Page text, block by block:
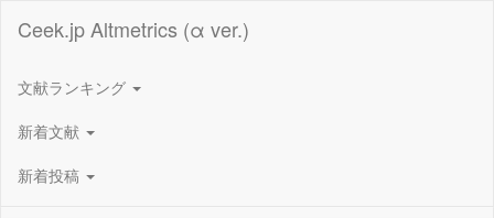
Ceek.jp Altmetrics (α ver.)
文献ランキング
新着文献
新着投稿